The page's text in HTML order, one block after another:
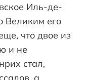
Иль-де-
Великим его
что двое из
и не
стал,
а